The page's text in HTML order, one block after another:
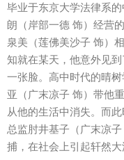
毕业于东京大学法律系
朗（岸部一德 饰）经营
泉美（莲佛美沙子 饰）
知就在某天，他意外见
一张脸。高中时代的晴
亚（广末凉子 饰）带他
从他的生活中消失。而
总监肘井基子（广末凉
捕，在社会上引起轩然大